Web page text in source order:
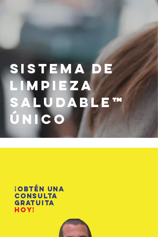
Sistema de
Limpieza
Saludable™
Único
¡Obtén una
consulta
gratuita
hoy!